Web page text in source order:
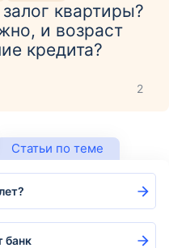
квартиры?
и возраст
кредита?
2
Статьи по теме
банк